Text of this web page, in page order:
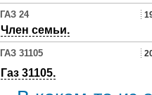
ГАЗ 24
Член семьи.
ГАЗ 31105
Газ 31105.